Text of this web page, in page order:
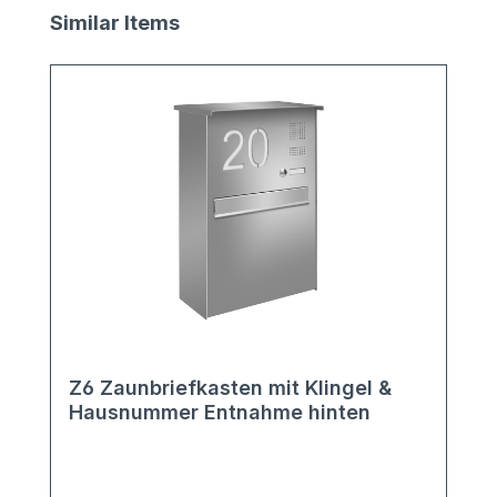
Produktgalerie überspringen
Similar Items
Z6 Zaunbriefkasten mit Klingel &
Hausnummer Entnahme hinten